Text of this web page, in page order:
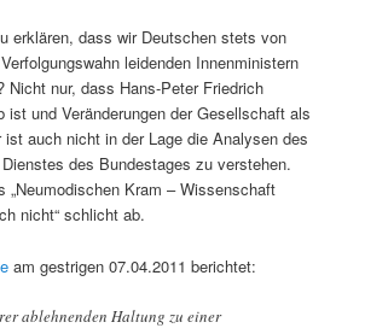
erklären, dass wir Deutschen stets von
leidenden Innenministern
Nicht nur, dass Hans-Peter Friedrich
ist und Veränderungen der Gesellschaft als
auch nicht in der Lage die Analysen des
des Bundestages zu verstehen.
„Neumodischen Kram – Wissenschaft
nicht“ schlicht ab.
am gestrigen 07.04.2011 berichtet:
ablehnenden Haltung zu einer